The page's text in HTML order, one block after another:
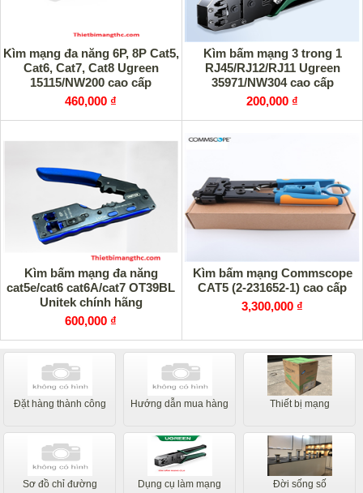
Kìm mạng đa năng 6P, 8P Cat5,
Cat6, Cat7, Cat8 Ugreen
15115/NW200 cao cấp
460,000 ₫
Kìm bấm mạng 3 trong 1
RJ45/RJ12/RJ11 Ugreen
35971/NW304 cao cấp
200,000 ₫
Kìm bấm mạng đa năng
cat5e/cat6 cat6A/cat7 OT39BL
Unitek chính hãng
600,000 ₫
Kìm bấm mạng Commscope
CAT5 (2-231652-1) cao cấp
3,300,000 ₫
Đặt hàng thành công Hướng dẫn mua hàng Thiết bị mạng
Sơ đồ chỉ đường Dụng cụ làm mạng Đời sống số